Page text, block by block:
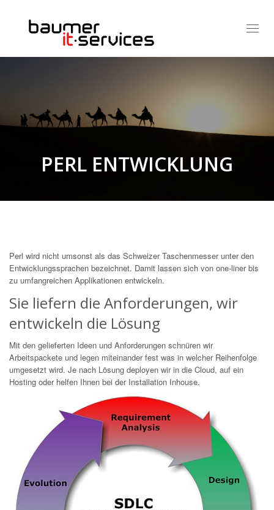
PERL ENTWICKLUNG
Perl wird nicht umsonst als das Schweizer Taschenmesser unter den
Entwicklungssprachen bezeichnet. Damit lassen sich von one-liner bis
zu umfangreichen Applikationen entwickeln.
Sie liefern die Anforderungen, wir
entwickeln die Lösung
Mit den gelieferten Ideen und Anforderungen schnüren wir
Arbeitspackete und legen miteinander fest was in welcher Reihenfolge
umgesetzt wird. Je nach Lösung deployen wir in die Cloud, auf ein
Hosting oder helfen Ihnen bei der Installation Inhouse.